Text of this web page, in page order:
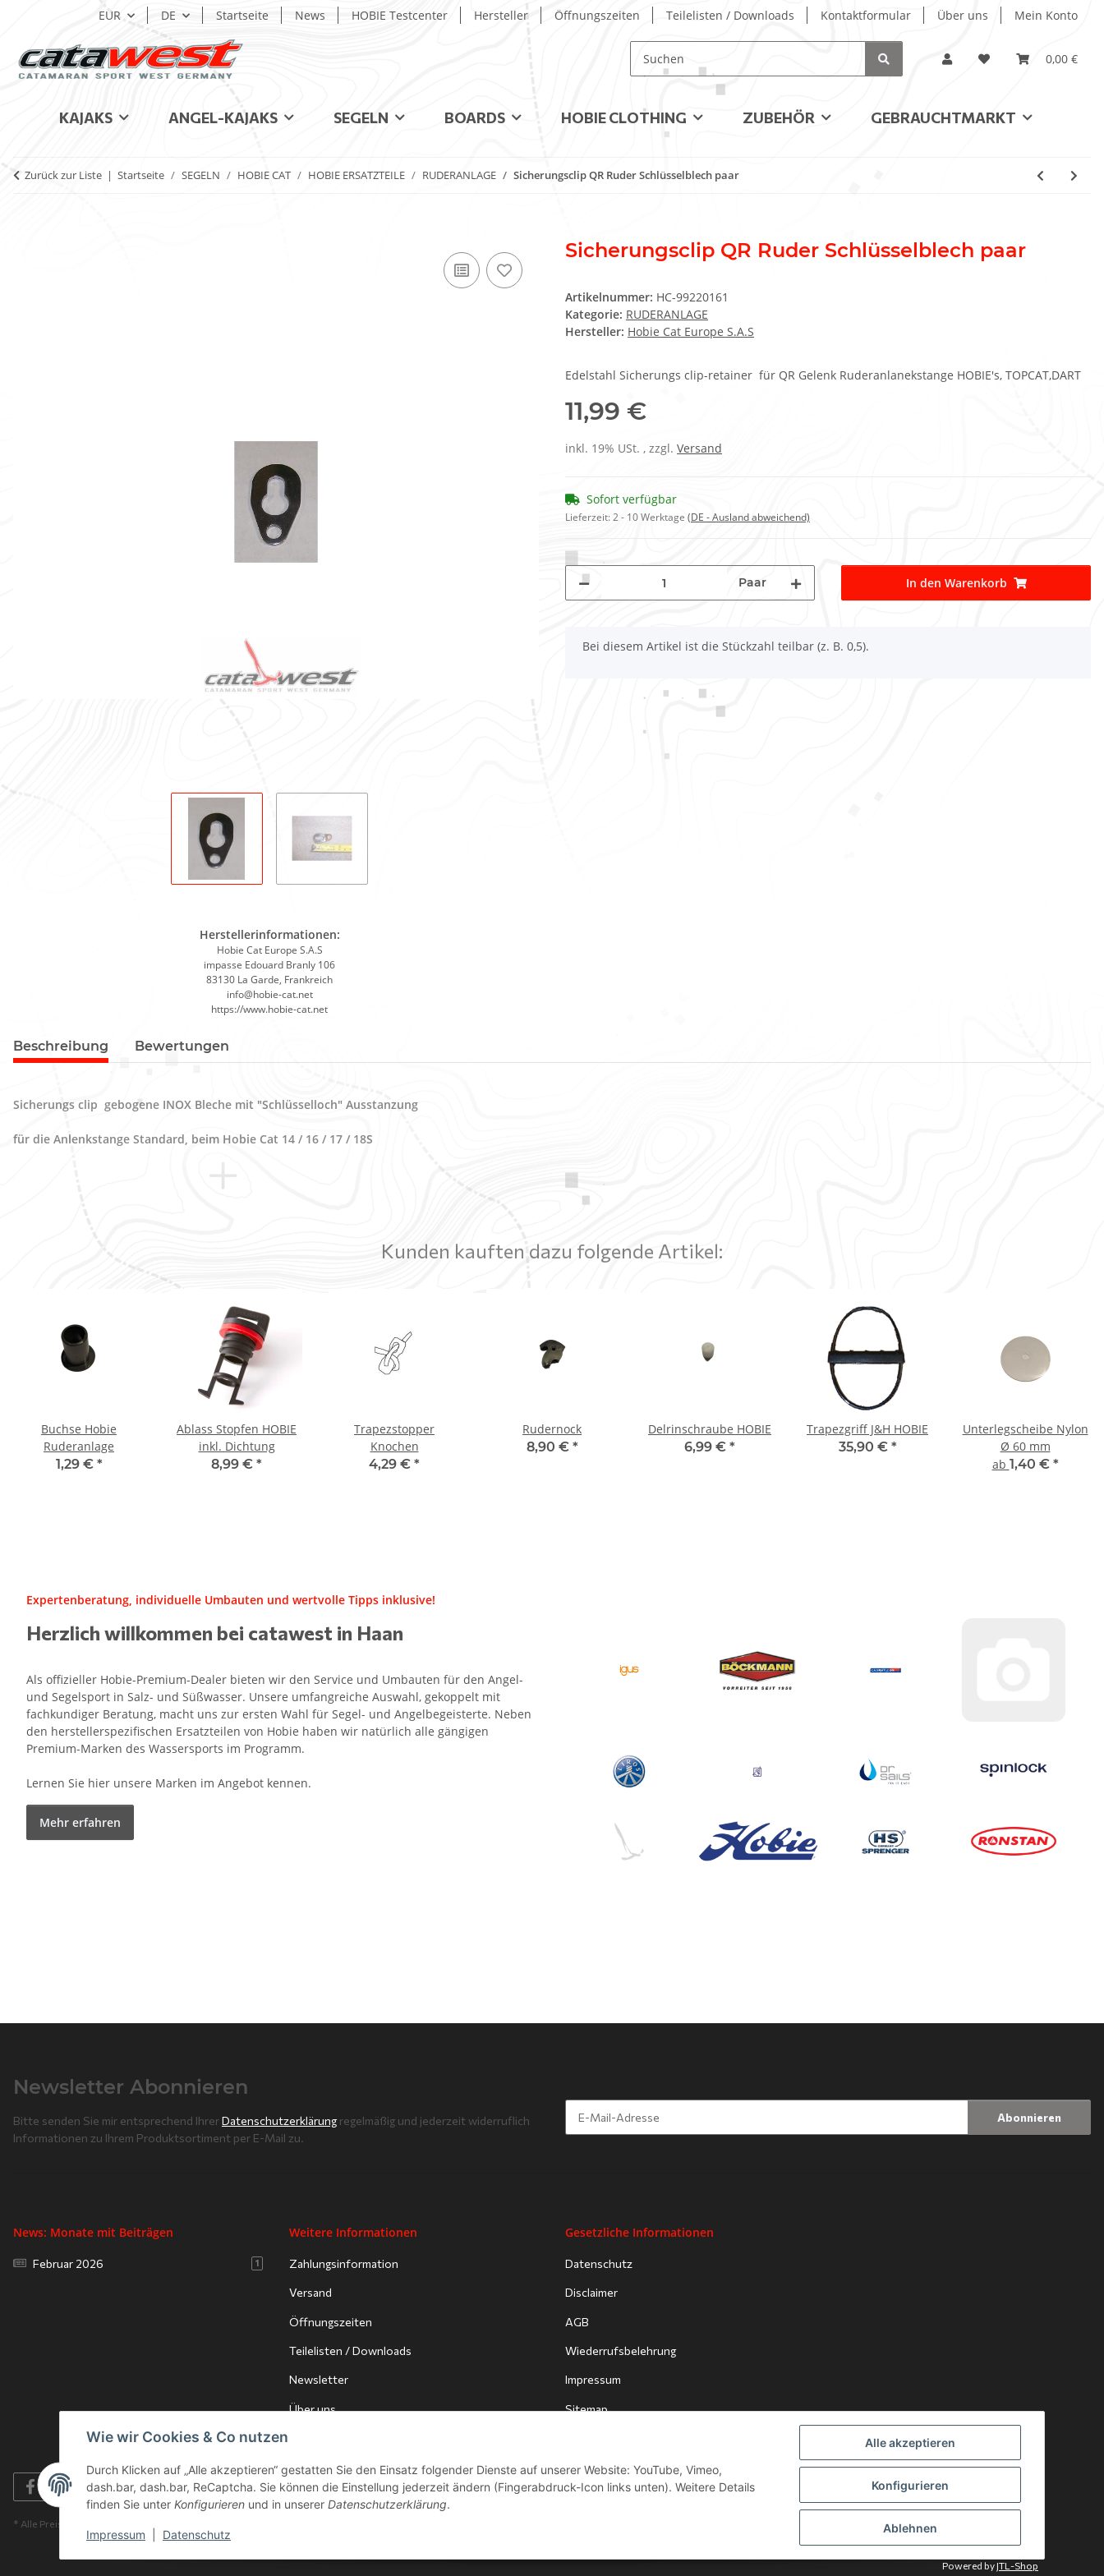
Alle akzeptieren
Konfigurieren
Ablehnen
Wie wir Cookies & Co nutzen
Durch Klicken auf „Alle akzeptieren“ gestatten Sie den Einsatz folgender Dienste auf unserer Website: YouTube, Vimeo,
dash.bar, dash.bar, ReCaptcha. Sie können die Einstellung jederzeit ändern (Fingerabdruck-Icon links unten). Weitere Details
finden Sie unter Konfigurieren und in unserer Datenschutzerklärung.
Impressum Datenschutz
EUR DE Startseite News HOBIE Testcenter Hersteller Öffnungszeiten Teilelisten / Downloads Kontaktformular Über uns Mein Konto
0,00 €
KAJAKS ANGEL-KAJAKS SEGELN BOARDS HOBIE CLOTHING ZUBEHÖR GEBRAUCHTMARKT
Zurück zur Liste Startseite SEGELN HOBIE CAT HOBIE ERSATZTEILE RUDERANLAGE Sicherungsclip QR Ruder Schlüsselblech paar
Sicherungsclip QR Ruder Schlüsselblech paar
Artikelnummer: HC-99220161
Kategorie: RUDERANLAGE
Hersteller: Hobie Cat Europe S.A.S
Edelstahl Sicherungs clip-retainer für QR Gelenk Ruderanlanekstange HOBIE's, TOPCAT,DART
11,99 €
inkl. 19% USt. , zzgl. Versand
Sofort verfügbar
Lieferzeit:2 - 10 Werktage (DE - Ausland abweichend)
Paar In den Warenkorb
x
Bei diesem Artikel ist die Stückzahl teilbar (z. B. 0,5).
Herstellerinformationen:
Hobie Cat Europe S.A.S
impasse Edouard Branly 106
83130 La Garde, Frankreich
info@hobie-cat.net
https://www.hobie-cat.net
Beschreibung Bewertungen
Sicherungs clip gebogene INOX Bleche mit "Schlüsselloch" Ausstanzung
für die Anlenkstange Standard, beim Hobie Cat 14 / 16 / 17 / 18S
Kunden kauften dazu folgende Artikel:
Buchse Hobie
Ruderanlage
1,29 € *
Ablass Stopfen HOBIE
inkl. Dichtung
8,99 € *
Trapezstopper
Knochen
4,29 € *
Rudernock
8,90 € *
Delrinschraube HOBIE
6,99 € *
Trapezgriff J&H HOBIE
35,90 € *
Unterlegscheibe Nylon
Ø 60 mm
ab 1,40 € *
Expertenberatung, individuelle Umbauten und wertvolle Tipps inklusive!
Herzlich willkommen bei catawest in Haan
Als offizieller Hobie-Premium-Dealer bieten wir den Service und Umbauten für den Angel-
und Segelsport in Salz- und Süßwasser. Unsere umfangreiche Auswahl, gekoppelt mit
fachkundiger Beratung, macht uns zur ersten Wahl für Segel- und Angelbegeisterte. Neben
den herstellerspezifischen Ersatzteilen von Hobie haben wir natürlich alle gängigen
Premium-Marken des Wassersports im Programm.
Lernen Sie hier unsere Marken im Angebot kennen.
Mehr erfahren
Newsletter Abonnieren
Bitte senden Sie mir entsprechend IhrerDatenschutzerklärungregelmäßig und jederzeit widerruflich
Informationen zu Ihrem Produktsortiment per E-Mail zu.
Abonnieren
News: Monate mit Beiträgen
Februar 2026 1
Weitere Informationen
Zahlungsinformation
Versand
Öffnungszeiten
Teilelisten / Downloads
Newsletter
Über uns
Gesetzliche Informationen
Datenschutz
Disclaimer
AGB
Wiederrufsbelehrung
Impressum
Sitemap
* Alle Preise inkl. gesetzlicher USt., zzgl.
Powered by JTL-Shop